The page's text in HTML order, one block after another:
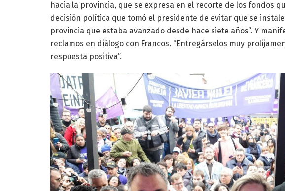
hacia la provincia, que se expresa en el recorte de los fondos
decisión política que tomó el presidente de evitar que se
provincia que estaba avanzado desde hace siete años”. Y
reclamos en diálogo con Francos. “Entregárselos muy
respuesta positiva”.